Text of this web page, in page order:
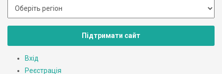
Підтримати сайт
Вхід
Реєстрація